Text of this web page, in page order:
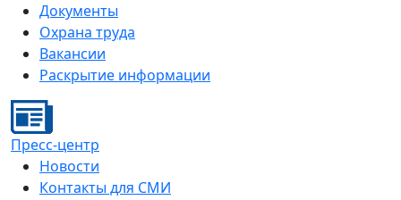
Документы
Охрана труда
Вакансии
Раскрытие информации
Пресс-центр
Новости
Контакты для СМИ